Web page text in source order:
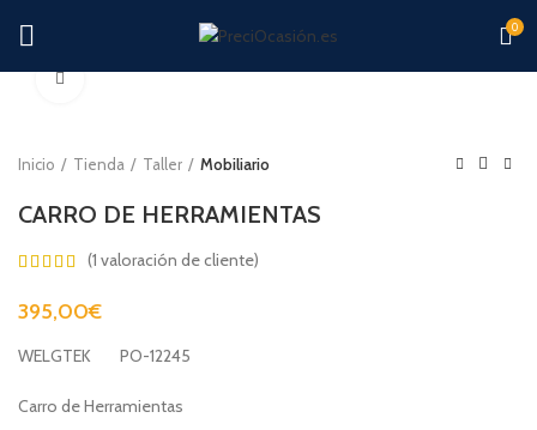
0
Inicio Tienda Taller Mobiliario
CARRO DE HERRAMIENTAS
(1 valoración de cliente)
395,00€
WELGTEK PO-12245
Carro de Herramientas